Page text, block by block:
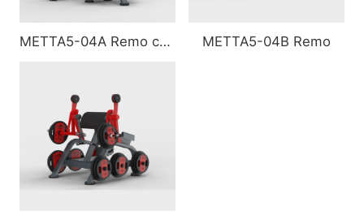
METTA5-04A Remo con apoyo en pecho METTA5-04B Remo